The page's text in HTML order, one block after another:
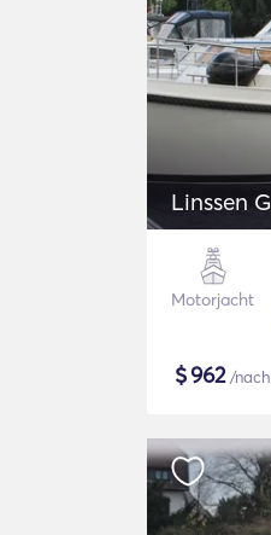
Linssen
Motorjacht
$962/